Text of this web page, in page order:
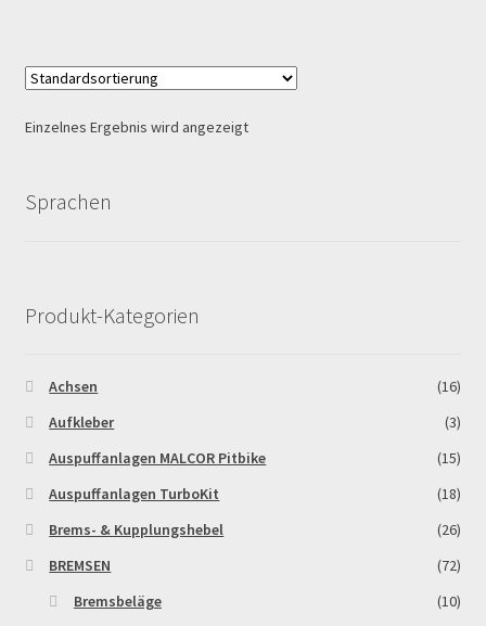
Kasse
Log In
MALCOR PITCROSS / DIRTBIKE
Member Directory
MERCHANDISE
My Account
Einzelnes Ergebnis wird angezeigt
Sprachen
Produkt-Kategorien
Achsen
(16)
Aufkleber
(3)
Auspuffanlagen MALCOR Pitbike
(15)
Auspuffanlagen TurboKit
(18)
Brems- & Kupplungshebel
(26)
BREMSEN
(72)
Bremsbeläge
(10)